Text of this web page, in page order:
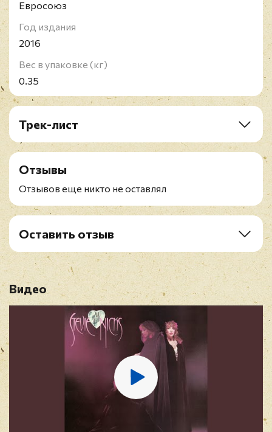
Евросоюз
Год издания
2016
Вес в упаковке (кг)
0.35
Трек-лист
A1. Wild Heart
A2. If Anyone Falls
A3. Gate And Garden
A4. Enchanted
B1. Stand Back
B2. I Will Run To You (Stevie Nicks & Tom Petty)
B3. Nothing Ever Changes
B4. Sable on Blond
B5. Beauty And The Beast
Отзывы
Отзывов еще никто не оставлял
Оставить отзыв
Имя*
Видео